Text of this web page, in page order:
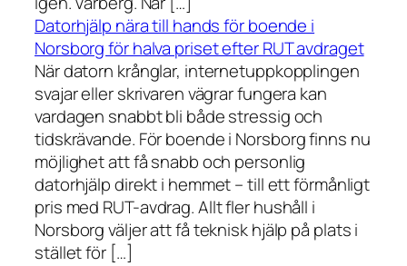
Datorhjälp nära till hands för boende i
Norsborg för halva priset efter RUT avdraget
När datorn krånglar, internetuppkopplingen
svajar eller skrivaren vägrar fungera kan
vardagen snabbt bli både stressig och
tidskrävande. För boende i Norsborg finns nu
möjlighet att få snabb och personlig
datorhjälp direkt i hemmet – till ett förmånligt
pris med RUT-avdrag. Allt fler hushåll i
Norsborg väljer att få teknisk hjälp på plats i
stället för […]